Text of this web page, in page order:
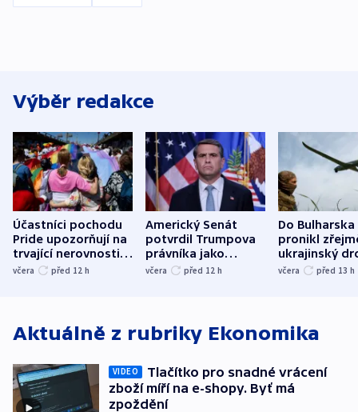
Výběr redakce
Účastníci pochodu
Pride upozorňují na
trvající nerovnosti i
společenskou
včera před 12 h
Americký Senát
potvrdil Trumpova
právníka jako
ministra
včera před 12 h
Do Bulharska
pronikl
ukrajinský
explodoval
včera před 13 h
Aktuálně z rubriky Ekonomika
VIDEO
Tlačítko pro snadné vrácení
zboží míří na e-shopy. Byť má
zpoždění